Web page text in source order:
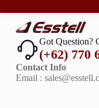
Got Question?
(+62) 770
Contact Info
Email :